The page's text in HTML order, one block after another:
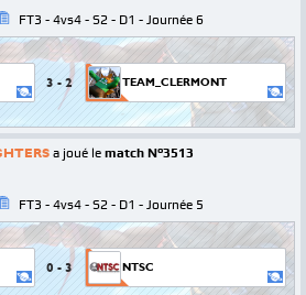
FT3 - 4vs4 - S2 - D1 - Journée 6
3 - 2 TEAM_CLERMONT
a joué le match N°3513
FT3 - 4vs4 - S2 - D1 - Journée 5
0 - 3 NTSC